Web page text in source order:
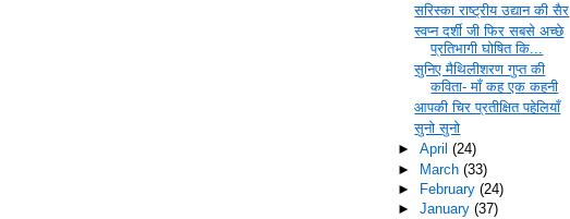
सरिस्का राष्ट्रीय उद्यान की सैर
स्वप्न दर्शी जी फिर सबसे अच्छे
प्रतिभागी घोषित कि...
सुनिए मैथिलीशरण गुप्त की
कविता- माँ कह एक कहनी
आपकी चिर प्रतीक्षित पहेलियाँ
सुनो सुनो
► April (24)
► March (33)
►
February (24)
► January (37)